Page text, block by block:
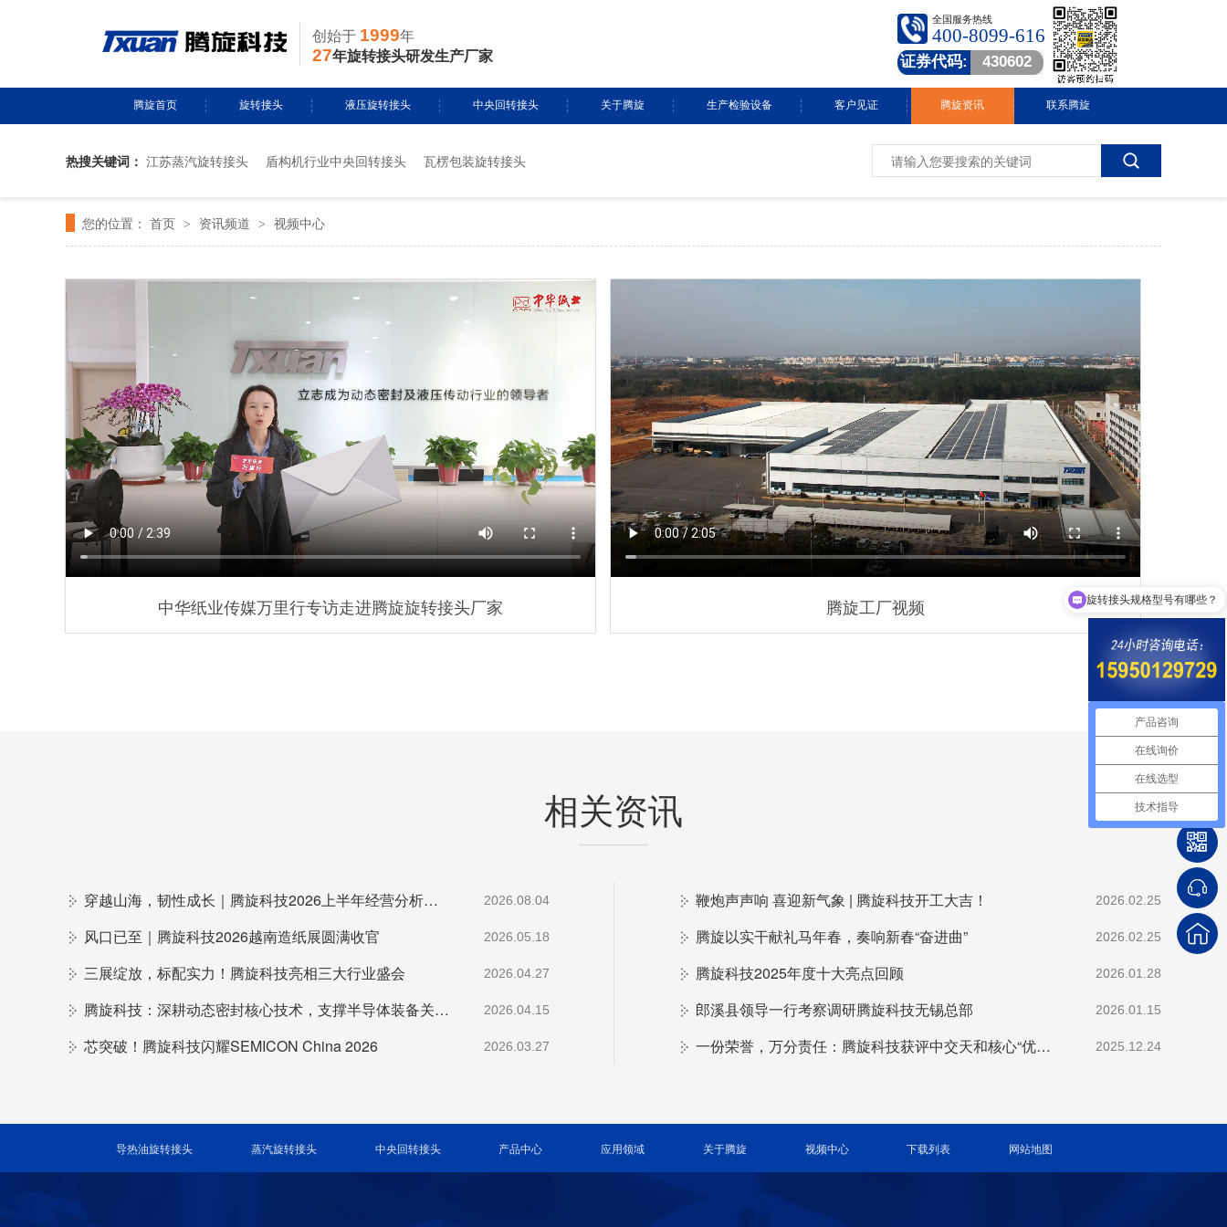
创始于 1999年
27年旋转接头研发生产厂家
全国服务热线
400-8099-616
证券代码: 430602
腾旋首页 旋转接头
水用旋转接头
导热油旋转接头
切削液旋转接头
旋转接头配件
液压旋转接头
风电液压滑环
多通路旋转接头定制
中央回转接头
挖掘机旋转接头
消防车旋转接头
高空作业车旋转接头
关于腾旋 生产检验设备 客户见证 腾旋资讯
腾旋快讯
视频中心
联系腾旋
热搜关键词： 江苏蒸汽旋转接头 盾构机行业中央回转接头 瓦楞包装旋转接头
您的位置： 首页 > 资讯频道 > 视频中心
中华纸业传媒万里行专访走进腾旋旋转接头厂家 腾旋工厂视频
相关资讯
穿越山海，韧性成长｜腾旋科技2026上半年经营分析会顺利召开 2026.08.04
风口已至｜腾旋科技2026越南造纸展圆满收官 2026.05.18
三展绽放，标配实力！腾旋科技亮相三大行业盛会 2026.04.27
腾旋科技：深耕动态密封核心技术，支撑半导体装备关键环节 2026.04.15
芯突破！腾旋科技闪耀SEMICON China 2026 2026.03.27
鞭炮声声响 喜迎新气象 | 腾旋科技开工大吉！ 2026.02.25
腾旋以实干献礼马年春，奏响新春“奋进曲” 2026.02.25
腾旋科技2025年度十大亮点回顾 2026.01.28
郎溪县领导一行考察调研腾旋科技无锡总部 2026.01.15
一份荣誉，万分责任：腾旋科技获评中交天和核心“优秀供应商” 2025.12.24
导热油旋转接头 蒸汽旋转接头 中央回转接头 产品中心 应用领域 关于腾旋 视频中心 下载列表 网站地图
产品咨询
在线询价
在线选型
技术指导
旋转接头规格型号有哪些？
这款旋转接头可以定制吗？